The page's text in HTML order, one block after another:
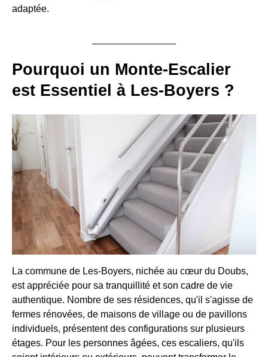
adaptée.
Pourquoi un Monte-Escalier
est Essentiel à Les-Boyers ?
La commune de Les-Boyers, nichée au cœur du Doubs,
est appréciée pour sa tranquillité et son cadre de vie
authentique. Nombre de ses résidences, qu'il s'agisse de
fermes rénovées, de maisons de village ou de pavillons
individuels, présentent des configurations sur plusieurs
étages. Pour les personnes âgées, ces escaliers, qu'ils